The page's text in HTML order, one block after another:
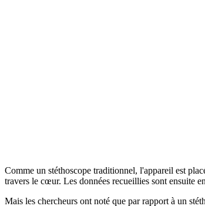
Comme un stéthoscope traditionnel, l'appareil est
travers le cœur. Les données recueillies sont ensuite
Mais les chercheurs ont noté que par rapport à un